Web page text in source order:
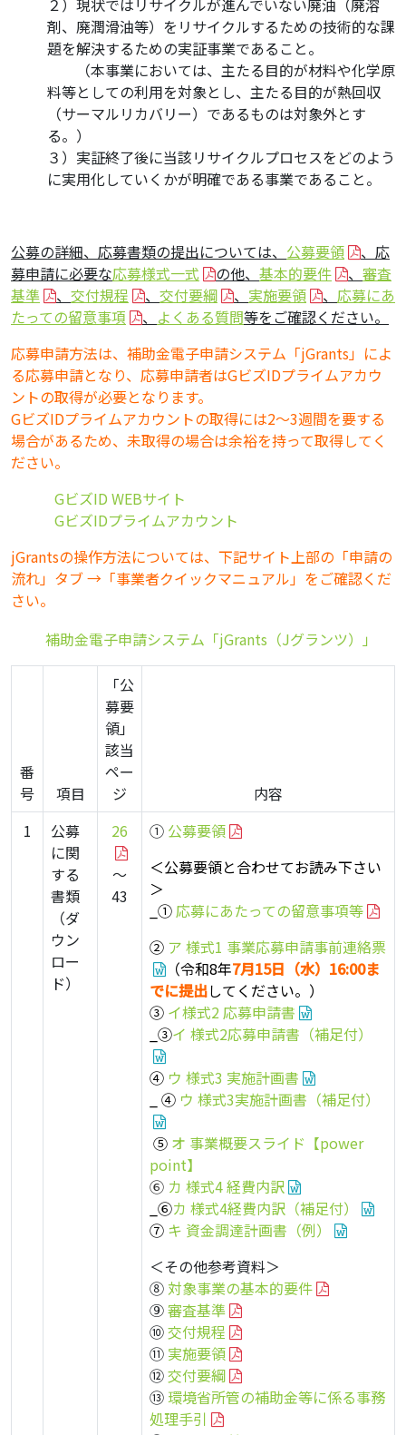
２）現状ではリサイクルが進んでいない廃油（廃溶
剤、廃潤滑油等）をリサイクルするための技術的な課
題を解決するための実証事業であること。
（本事業においては、主たる目的が材料や化学原
料等としての利用を対象とし、主たる目的が熱回収
（サーマルリカバリー）であるものは対象外とす
る。）
３）実証終了後に当該リサイクルプロセスをどのよう
に実用化していくかが明確である事業であること。
公募の詳細、応募書類の提出については、 公募要領
、応
募申請に必要な応募様式一式 の他、 基本的要件 、 審査
基準
、 交付規程 、 交付要綱 、 実施要領 、 応募にあ
たっての留意事項
、 よくある質問等をご確認ください。
応募申請方法は、補助金電子申請システム「jGrants」によ
る応募申請となり、応募申請者はGビズIDプライムアカウ
ントの取得が必要となります。
GビズIDプライムアカウントの取得には2～3週間を要する
場合があるため、未取得の場合は余裕を持って取得してく
ださい。
GビズID WEBサイト
GビズIDプライムアカウント
jGrantsの操作方法については、下記サイト上部の「申請の
流れ」タブ →「事業者クイックマニュアル」をご確認くだ
さい。
補助金電子申請システム「jGrants（Jグランツ）」
番
号
項目
「公
募要
領」
該当
ペー
ジ
内容
1
公募
に関
する
書類
（ダ
ウン
ロー
ド）
26
～
43
① 公募要領
＜公募要領と合わせてお読み下さい
＞
_①応募にあたっての留意事項等
② ア 様式1 事業応募申請事前連絡票
（令和8年7月15日（水）16:00ま
でに提出してください。）
③ イ様式2 応募申請書
_③イ 様式2応募申請書（補足付）
④ ウ 様式3 実施計画書
_ ④ ウ 様式3実施計画書 （補足付）
⑤ オ 事業概要スライド【power
point】
⑥ カ 様式4 経費内訳
_⑥カ 様式4経費内訳（補足付）
⑦ キ 資金調達計画書（例）
＜その他参考資料＞
⑧ 対象事業の基本的要件
⑨審査基準
⑩交付規程
⑪ 実施要領
⑫交付要綱
⑬環境省所管の補助金等に係る事務
処理手引